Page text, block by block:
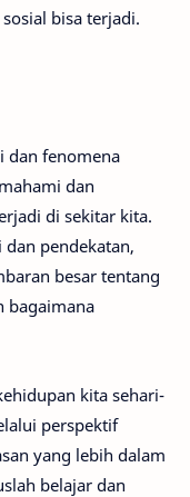
bisa terjadi.
dan fenomena
dan
di sekitar kita.
pendekatan,
besar tentang
bagaimana
kita sehari-
perspektif
yang lebih dalam
belajar dan